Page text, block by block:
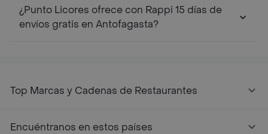
¿Punto Licores ofrece con Rappi 15 días de
envíos gratis en Antofagasta?
Top Marcas y Cadenas de Restaurantes
Encuéntranos en estos países